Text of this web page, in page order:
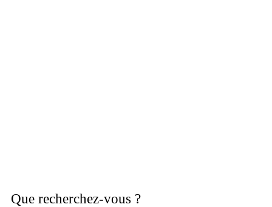
----->>>
Que recherchez-vous ?